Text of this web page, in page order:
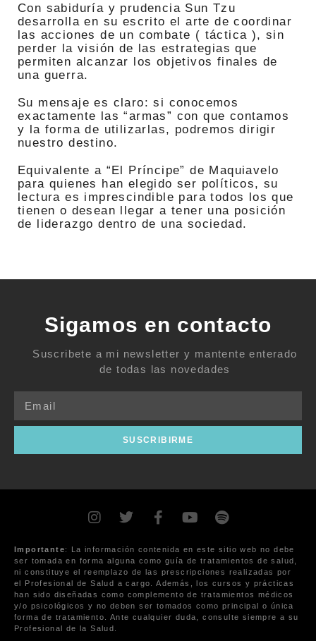
Con sabiduría y prudencia Sun Tzu
desarrolla en su escrito el arte de coordinar
las acciones de un combate ( táctica ), sin
perder la visión de las estrategias que
permiten alcanzar los objetivos finales de
una guerra.
Su mensaje es claro: si conocemos
exactamente las “armas” con que contamos
y la forma de utilizarlas, podremos dirigir
nuestro destino.
Equivalente a “El Príncipe” de Maquiavelo
para quienes han elegido ser políticos, su
lectura es imprescindible para todos los que
tienen o desean llegar a tener una posición
de liderazgo dentro de una sociedad.
Sigamos en contacto
Suscribete a mi newsletter y mantente enterado
de todas las novedades
SUSCRIBIRME
Importante: La información contenida en este sitio web no debe
ser tomada en forma alguna como guía de tratamientos de salud,
ni constituye el reemplazo de las prescripciones realizadas por
el Profesional de Salud a cargo. Además, los cursos y prácticas
han sido diseñadas como complemento de tratamientos médicos
y/o psicológicos y no deben ser tomados como principal o única
forma de tratamiento. Ante cualquier duda, consulte siempre a su
Profesional de la Salud.